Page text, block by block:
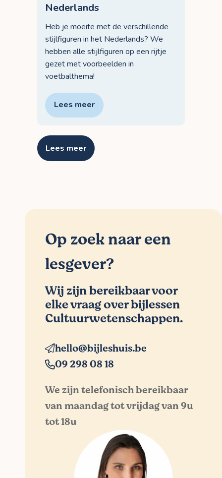
Nederlands
Heb je moeite met de verschillende
stijlfiguren in het Nederlands? We
hebben alle stijlfiguren op een rijtje
gezet met voorbeelden in
voetbalthema!
Lees meer
Lees meer
Op zoek naar een
lesgever?
Wij zijn bereikbaar voor
elke vraag over bijlessen
Cultuurwetenschappen.
hello@bijleshuis.be
09 298 08 18
We zijn telefonisch bereikbaar
van maandag tot vrijdag van 9u
tot 18u